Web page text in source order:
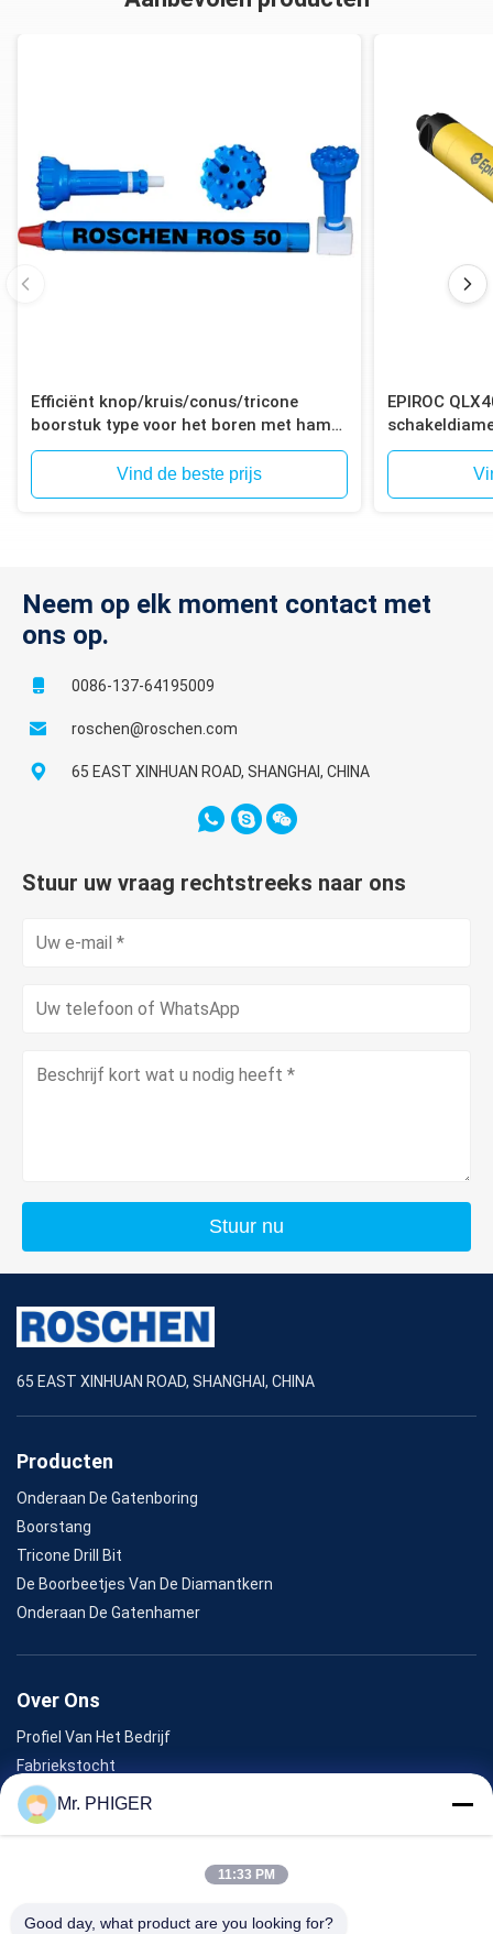
ROS 84 RH550w 380
Efficiënt knop/kruis/conus/tricone
boorstuk type voor het boren met hamer
in het gat
Vind de beste prijs
EPIROC
voor het
Neem op elk moment contact met
ons op.
0086-137-64195009
roschen@roschen.com
65 EAST XINHUAN ROAD, SHANGHAI, CHINA
Stuur uw vraag rechtstreeks naar ons
Stuur nu
65 EAST XINHUAN ROAD, SHANGHAI, CHINA
Producten
Onderaan De Gatenboring
Boorstang
Tricone Drill Bit
De Boorbeetjes Van De Diamantkern
Onderaan De Gatenhamer
Over Ons
Profiel Van Het Bedrijf
Fabriekstocht
Kwaliteitscontrole
Sitemap
Mr. PHIGER
11:33 PM
Good day, what product are you looking for?